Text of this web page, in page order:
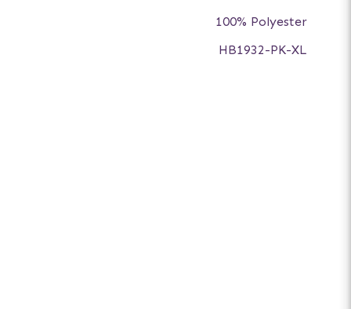
100% Polyester
HB1932-PK-XL